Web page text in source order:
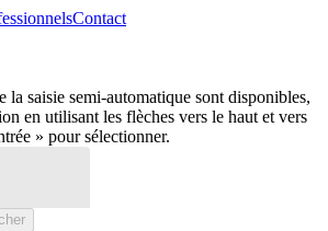
Contact
la saisie semi-automatique sont disponibles,
en utilisant les flèches vers le haut et vers
» pour sélectionner.